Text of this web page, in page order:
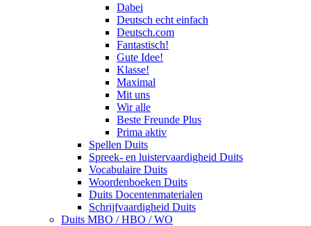
Dabei
Deutsch echt einfach
Deutsch.com
Fantastisch!
Gute Idee!
Klasse!
Maximal
Mit uns
Wir alle
Beste Freunde Plus
Prima aktiv
Spellen Duits
Spreek- en luistervaardigheid Duits
Vocabulaire Duits
Woordenboeken Duits
Duits Docentenmaterialen
Schrijfvaardigheid Duits
Duits MBO / HBO / WO